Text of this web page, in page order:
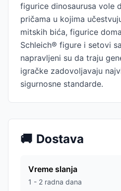
figurice dinosaurusa vole
pričama u kojima
mitskih bića, figurice
Schleich® figure i setovi
napravljeni su da traju
igračke zadovoljavaju
sigurnosne standarde.
🚚 Dostava
Vreme slanja
1 - 2 radna dana